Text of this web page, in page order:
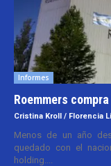
Informes
Roemmers
Cristina Kroll / Florencia
Menos de un año
quedado con el
holding....